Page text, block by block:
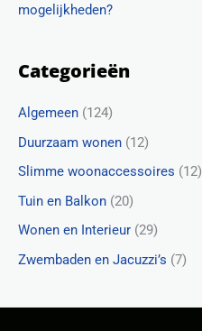
mogelijkheden?
Categorieën
Algemeen (124)
Duurzaam wonen (12)
Slimme woonaccessoires (12)
Tuin en Balkon (20)
Wonen en Interieur (29)
Zwembaden en Jacuzzi’s (7)